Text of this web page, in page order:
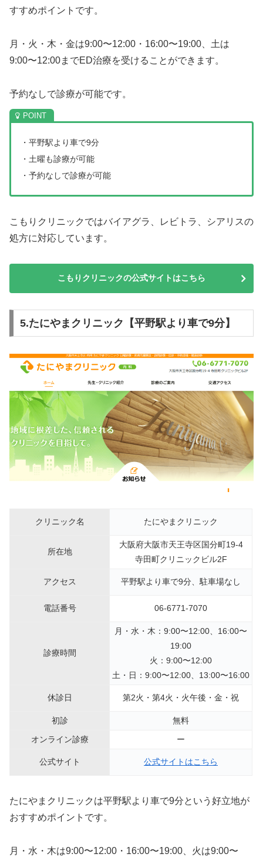
すすめポイントです。
月・火・木・金は9:00〜12:00・16:00〜19:00、土は
9:00〜12:00までED治療を受けることができます。
予約なしで診療が可能です。
・平野駅より車で9分
・土曜も診療が可能
・予約なしで診療が可能
こもりクリニックではバイアグラ、レビトラ、シアリスの
処方に対応しています。
こもりクリニックの公式サイトはこちら
5.たにやまクリニック【平野駅より車で9分】
クリニック名 たにやまクリニック
所在地
大阪府大阪市天王寺区国分町19-4
寺田町クリニックビル2F
アクセス 平野駅より車で9分、駐車場なし
電話番号 06-6771-7070
診療時間
月・水・木：9:00〜12:00、16:00〜
19:00
火：9:00〜12:00
土・日：9:00〜12:00、13:00〜16:00
休診日 第2火・第4火・火午後・金・祝
初診
無料
オンライン診療
ー
公式サイト 公式サイトはこちら
たにやまクリニックは平野駅より車で9分という好立地が
おすすめポイントです。
月・水・木は9:00〜12:00・16:00〜19:00、火は9:00〜